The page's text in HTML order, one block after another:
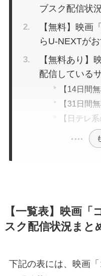
ブスク配信状
【無料】映画
らU-NEXTがお
【無料あり】
配信している
【14日間
【31日間
【日テレ
【一覧表】映画
スク配信状況まと
下記の表には、映画